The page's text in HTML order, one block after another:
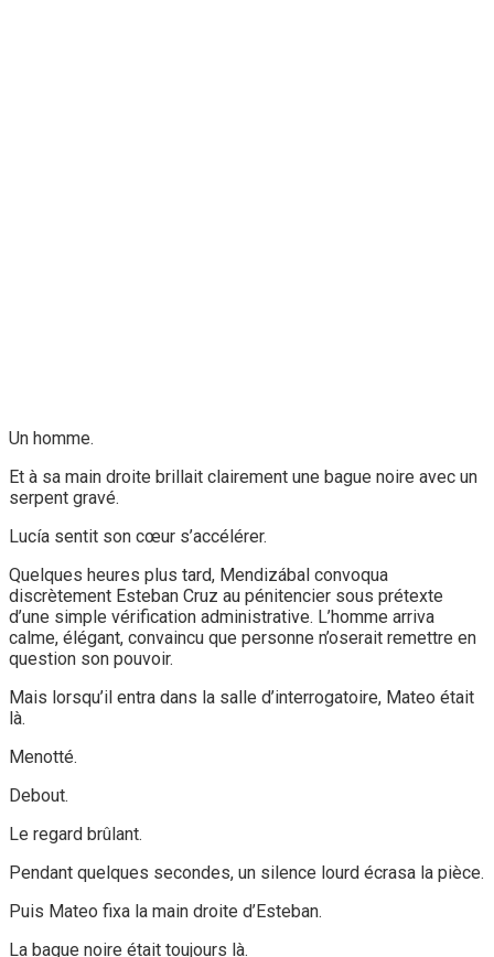
Un homme.
Et à sa main droite brillait clairement une bague noire avec un
serpent gravé.
Lucía sentit son cœur s’accélérer.
Quelques heures plus tard, Mendizábal convoqua
discrètement Esteban Cruz au pénitencier sous prétexte
d’une simple vérification administrative. L’homme arriva
calme, élégant, convaincu que personne n’oserait remettre en
question son pouvoir.
Mais lorsqu’il entra dans la salle d’interrogatoire, Mateo était
là.
Menotté.
Debout.
Le regard brûlant.
Pendant quelques secondes, un silence lourd écrasa la pièce.
Puis Mateo fixa la main droite d’Esteban.
La bague noire était toujours là.